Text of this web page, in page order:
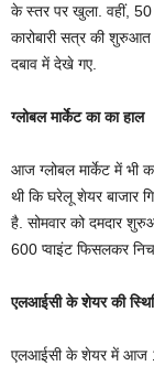
के स्‍तर पर खुला. वहीं,
कारोबारी सत्र की
दबाव में देखे गए.
ग्लोबल मार्केट का का हाल
आज ग्लोबल मार्केट में भी
थी कि घरेलू शेयर बाजार
है. सोमवार को दमदार
600 प्‍वाइंट फिसलकर
एलआईसी के शेयर की
एलआईसी के शेयर में आज